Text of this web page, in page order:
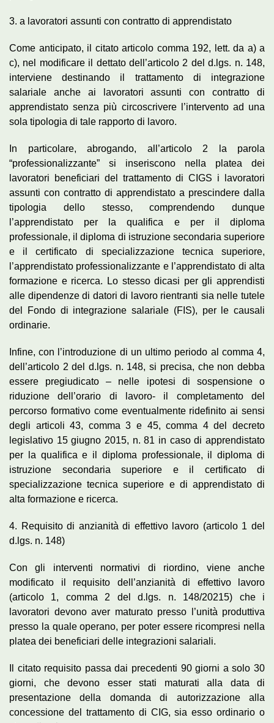
3. a lavoratori assunti con contratto di apprendistato
Come anticipato, il citato articolo comma 192, lett. da a) a
c), nel modificare il dettato dell’articolo 2 del d.lgs. n. 148,
interviene destinando il trattamento di integrazione
salariale anche ai lavoratori assunti con contratto di
apprendistato senza più circoscrivere l’intervento ad una
sola tipologia di tale rapporto di lavoro.
In particolare, abrogando, all’articolo 2 la parola
“professionalizzante” si inseriscono nella platea dei
lavoratori beneficiari del trattamento di CIGS i lavoratori
assunti con contratto di apprendistato a prescindere dalla
tipologia dello stesso, comprendendo dunque
l’apprendistato per la qualifica e per il diploma
professionale, il diploma di istruzione secondaria superiore
e il certificato di specializzazione tecnica superiore,
l’apprendistato professionalizzante e l’apprendistato di alta
formazione e ricerca. Lo stesso dicasi per gli apprendisti
alle dipendenze di datori di lavoro rientranti sia nelle tutele
del Fondo di integrazione salariale (FIS), per le causali
ordinarie.
Infine, con l’introduzione di un ultimo periodo al comma 4,
dell’articolo 2 del d.lgs. n. 148, si precisa, che non debba
essere pregiudicato – nelle ipotesi di sospensione o
riduzione dell’orario di lavoro- il completamento del
percorso formativo come eventualmente ridefinito ai sensi
degli articoli 43, comma 3 e 45, comma 4 del decreto
legislativo 15 giugno 2015, n. 81 in caso di apprendistato
per la qualifica e il diploma professionale, il diploma di
istruzione secondaria superiore e il certificato di
specializzazione tecnica superiore e di apprendistato di
alta formazione e ricerca.
4. Requisito di anzianità di effettivo lavoro (articolo 1 del
d.lgs. n. 148)
Con gli interventi normativi di riordino, viene anche
modificato il requisito dell’anzianità di effettivo lavoro
(articolo 1, comma 2 del d.lgs. n. 148/20215) che i
lavoratori devono aver maturato presso l’unità produttiva
presso la quale operano, per poter essere ricompresi nella
platea dei beneficiari delle integrazioni salariali.
Il citato requisito passa dai precedenti 90 giorni a solo 30
giorni, che devono esser stati maturati alla data di
presentazione della domanda di autorizzazione alla
concessione del trattamento di CIG, sia esso ordinario o